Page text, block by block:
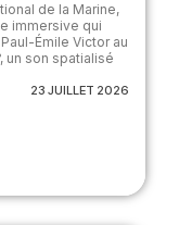
de la Marine,
immersive qui
Émile Victor au
un son spatialisé
23 JUILLET 2026